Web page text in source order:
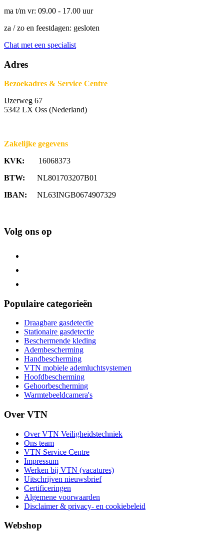
ma t/m vr: 09.00 - 17.00 uur
za / zo en feestdagen: gesloten
Chat met een specialist
Adres
Bezoekadres & Service Centre
IJzerweg 67
5342 LX Oss (Nederland)
Zakelijke gegevens
KVK: 16068373
BTW: NL801703207B01
IBAN: NL63INGB0674907329
Volg ons op
Populaire categorieën
Draagbare gasdetectie
Stationaire gasdetectie
Beschermende kleding
Adembescherming
Handbescherming
VTN mobiele ademluchtsystemen
Hoofdbescherming
Gehoorbescherming
Warmtebeeldcamera's
Over VTN
Over VTN Veiligheidstechniek
Ons team
VTN Service Centre
Impressum
Werken bij VTN (vacatures)
Uitschrijven nieuwsbrief
Certificeringen
Algemene voorwaarden
Disclaimer & privacy- en cookiebeleid
Webshop